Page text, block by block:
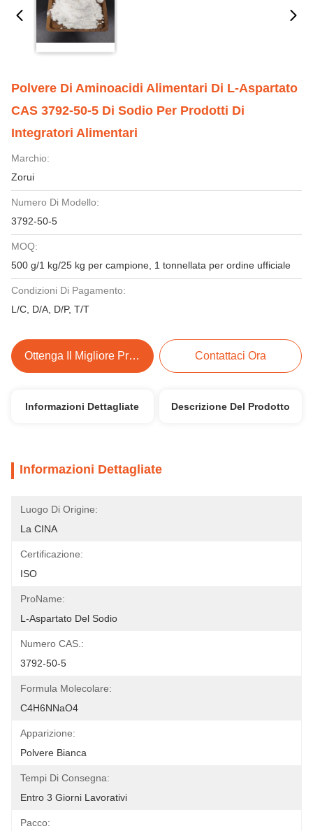
Polvere Di Aminoacidi Alimentari Di L-Aspartato
CAS 3792-50-5 Di Sodio Per Prodotti Di
Integratori Alimentari
Marchio:
Zorui
Numero Di Modello:
3792-50-5
MOQ:
500 g/1 kg/25 kg per campione, 1 tonnellata per ordine ufficiale
Condizioni Di Pagamento:
L/C, D/A, D/P, T/T
Ottenga Il Migliore Prezzo Contattaci Ora
Informazioni Dettagliate Descrizione Del Prodotto
Informazioni Dettagliate
Luogo Di Origine:
La CINA
Certificazione:
ISO
ProName:
L-Aspartato Del Sodio
Numero CAS.:
3792-50-5
Formula Molecolare:
C4H6NNaO4
Apparizione:
Polvere Bianca
Tempi Di Consegna:
Entro 3 Giorni Lavorativi
Pacco: